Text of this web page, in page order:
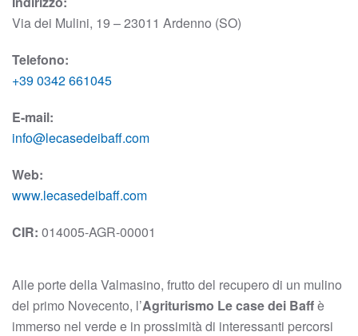
Via dei Mulini, 19 – 23011 Ardenno (SO)
Telefono:
+39 0342 661045
E-mail:
info@lecasedeibaff.com
Web:
www.lecasedeibaff.com
CIR: 014005-AGR-00001
Alle porte della Valmasino, frutto del recupero di un mulino
del primo Novecento, l’Agriturismo Le case dei Baffè
immerso nel verde e in prossimità di interessanti percorsi